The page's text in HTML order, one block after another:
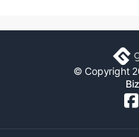
© Copyright